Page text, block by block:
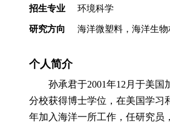
招生专业 环境科学
研究方向 海洋微塑料，海洋生
个人简介
孙承君于2001年12月于美国
分校获得博士学位，在美国学习
年加入海洋一所工作，任研究员